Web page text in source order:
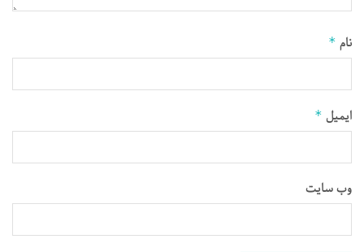
نام *
ایمیل *
وب‌ سایت